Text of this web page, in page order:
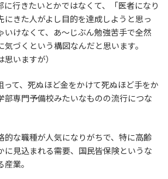
行きたいとかではなくて、「医者になり
にきた人がよし目的を達成しようと思っ
いけなくて、あ～じぶん勉強苦手で全然
づくという構図なんだと思います。
思いますが）
って、死ぬほど金をかけて死ぬほど手をか
部専門予備校みたいなものの流行につな
的な職種が人気になりがちで、特に高齢
に見込まれる需要、国民皆保険というな
業。